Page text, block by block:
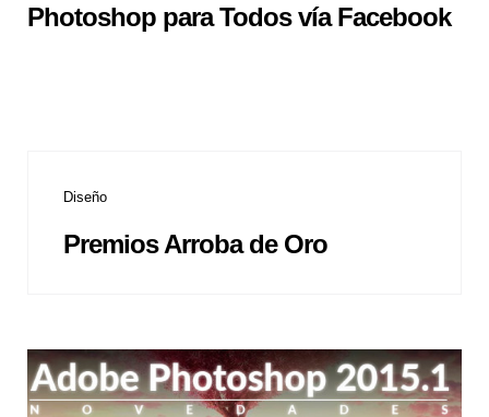
Photoshop para Todos vía Facebook
Diseño
Premios Arroba de Oro